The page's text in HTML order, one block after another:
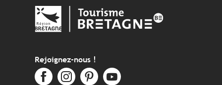
Rejoignez-nous !